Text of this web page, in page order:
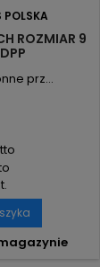
POLSKA
ROZMIAR 9
prz...